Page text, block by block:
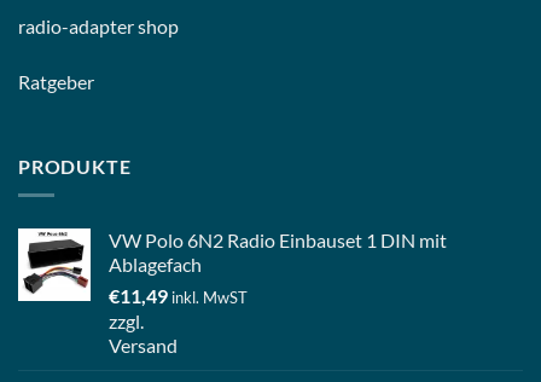
radio-adapter shop
Ratgeber
PRODUKTE
VW Polo 6N2 Radio Einbauset 1 DIN mit
Ablagefach
€11,49 inkl. MwST
zzgl.
Versand